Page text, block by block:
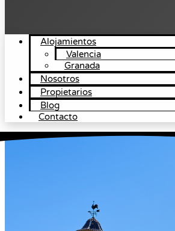
Alojamientos
Valencia
Granada
Nosotros
Propietarios
Blog
Contacto